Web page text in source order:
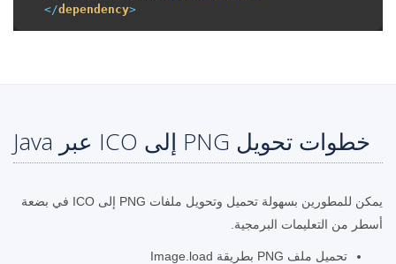
</dependency>
خطوات تحويل PNG إلى ICO عبر Java
يمكن للمطورين بسهولة تحميل وتحويل ملفات PNG إلى ICO في بضعة
أسطر من التعليمات البرمجية.
تحميل ملف PNG بطريقة Image.load